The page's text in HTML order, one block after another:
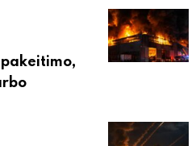
pakeitimo,